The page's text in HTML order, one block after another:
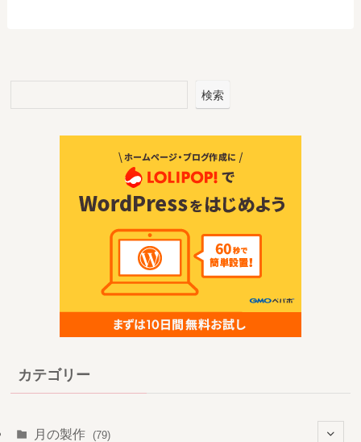
検索
カテゴリー
月の製作 (79)